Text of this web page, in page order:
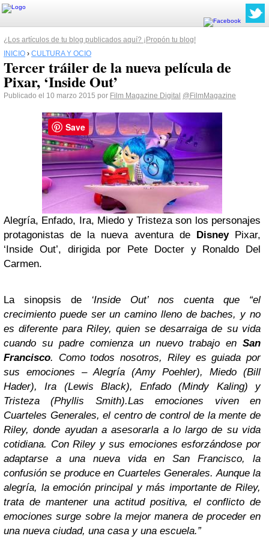
¿Los artículos de tu blog publicados aquí? ¡Propón tu blog!
INICIO › CULTURA Y OCIO
Tercer tráiler de la nueva película de
Pixar, ‘Inside Out’
Publicado el 10 marzo 2015 por Film Magazine Digital @FilmMagazine
Alegría, Enfado, Ira, Miedo y Tristeza son los personajes
protagonistas de la nueva aventura de DisneyPixar,
‘Inside Out’, dirigida por Pete Docter y Ronaldo Del
Carmen.
La sinopsis de ‘Inside Out’ nos cuenta que “el
crecimiento puede ser un camino lleno de baches, y no
es diferente para Riley, quien se desarraiga de su vida
cuando su padre comienza un nuevo trabajo en San
Francisco. Como todos nosotros, Riley es guiada por
sus emociones – Alegría (Amy Poehler), Miedo (Bill
Hader), Ira (Lewis Black), Enfado (Mindy Kaling) y
Tristeza (Phyllis Smith).Las emociones viven en
Cuarteles Generales, el centro de control de la mente de
Riley, donde ayudan a asesorarla a lo largo de su vida
cotidiana. Con Riley y sus emociones esforzándose por
adaptarse a una nueva vida en San Francisco, la
confusión se produce en Cuarteles Generales. Aunque la
alegría, la emoción principal y más importante de Riley,
trata de mantener una actitud positiva, el conflicto de
emociones surge sobre la mejor manera de proceder en
una nueva ciudad, una casa y una escuela.”
Save